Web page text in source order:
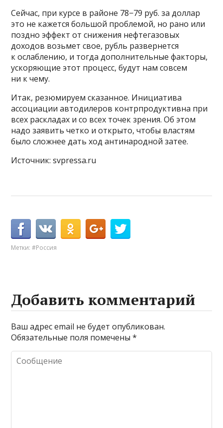
Сейчас, при курсе в районе 78−79 руб. за доллар
это не кажется большой проблемой, но рано или
поздно эффект от снижения нефтегазовых
доходов возьмет свое, рубль развернется
к ослаблению, и тогда дополнительные факторы,
ускоряющие этот процесс, будут нам совсем
ни к чему.
Итак, резюмируем сказанное. Инициатива
ассоциации автодилеров контрпродуктивна при
всех раскладах и со всех точек зрения. Об этом
надо заявить четко и открыто, чтобы властям
было сложнее дать ход антинародной затее.
Источник: svpressa.ru
Метки:#Россия
Добавить комментарий
Ваш адрес email не будет опубликован.
Обязательные поля помечены*